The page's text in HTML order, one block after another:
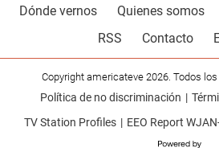
Dónde vernos Quienes somos
RSS
Contacto
Copyright americateve 2026. Todos
Política de no discriminación
TV Station Profiles
EEO Report